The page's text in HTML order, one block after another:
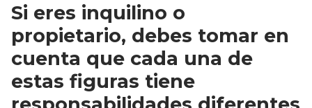
Si eres inquilino o
propietario, debes tomar en
cuenta que cada una de
estas figuras tiene